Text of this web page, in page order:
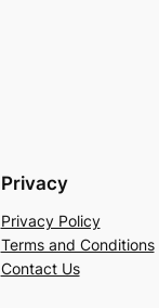
Privacy
Privacy Policy
Terms and Conditions
Contact Us